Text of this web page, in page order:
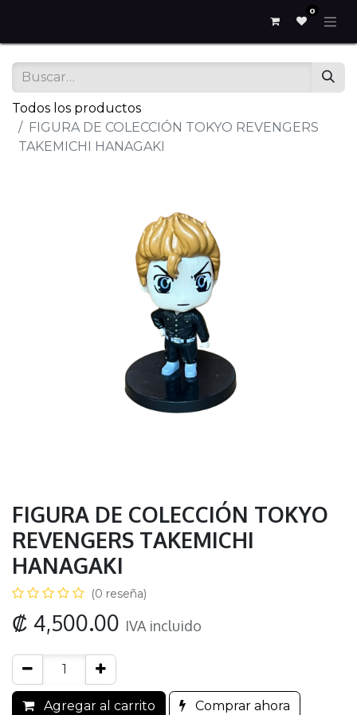
0
Todos los productos
FIGURA DE COLECCIÓN TOKYO REVENGERS
TAKEMICHI HANAGAKI
FIGURA DE COLECCIÓN TOKYO
REVENGERS TAKEMICHI
HANAGAKI
(0 reseña)
₡ 4,500.00 IVA incluido
Agregar al carrito Comprar ahora